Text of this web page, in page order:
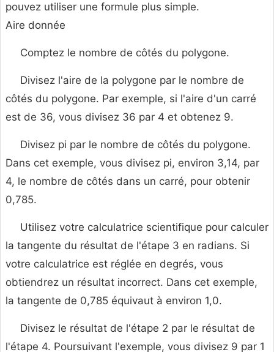
pouvez utiliser une formule plus simple.
Aire donnée
Comptez le nombre de côtés du polygone.
Divisez l'aire de la polygone par le nombre de
côtés du polygone. Par exemple, si l'aire d'un carré
est de 36, vous divisez 36 par 4 et obtenez 9.
Divisez pi par le nombre de côtés du polygone.
Dans cet exemple, vous divisez pi, environ 3,14, par
4, le nombre de côtés dans un carré, pour obtenir
0,785.
Utilisez votre calculatrice scientifique pour calculer
la tangente du résultat de l'étape 3 en radians. Si
votre calculatrice est réglée en degrés, vous
obtiendrez un résultat incorrect. Dans cet exemple,
la tangente de 0,785 équivaut à environ 1,0.
Divisez le résultat de l'étape 2 par le résultat de
l'étape 4. Poursuivant l'exemple, vous divisez 9 par 1